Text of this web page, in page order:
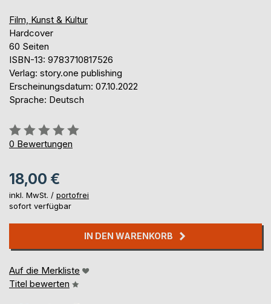
Film, Kunst & Kultur
Hardcover
60 Seiten
ISBN-13: 9783710817526
Verlag: story.one publishing
Erscheinungsdatum: 07.10.2022
Sprache: Deutsch
Bewertung::
0%
0 Bewertungen
18,00 €
inkl. MwSt. / portofrei
sofort verfügbar
IN DEN WARENKORB
Auf die Merkliste
Titel bewerten